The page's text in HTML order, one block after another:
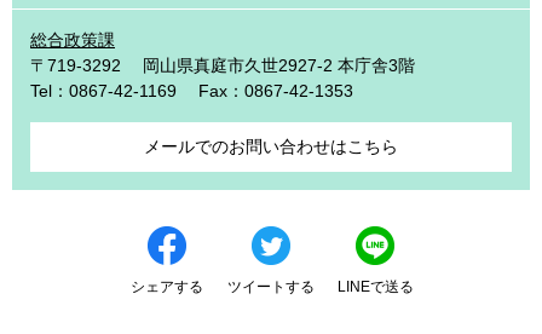
総合政策課
〒719-3292
岡山県真庭市久世2927-2 本庁舎3階
Tel：0867-42-1169
Fax：0867-42-1353
メールでのお問い合わせはこちら
シェアする ツイートする LINEで送る